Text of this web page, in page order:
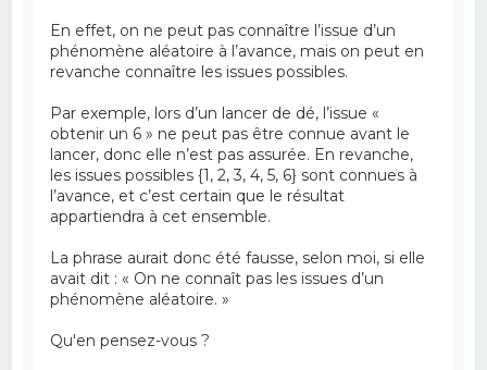
En effet, on ne peut pas connaître l’issue d’un
phénomène aléatoire à l’avance, mais on peut en
revanche connaître les issues possibles.
Par exemple, lors d’un lancer de dé, l’issue «
obtenir un 6 » ne peut pas être connue avant le
lancer, donc elle n’est pas assurée. En revanche,
les issues possibles {1, 2, 3, 4, 5, 6} sont connues à
l’avance, et c’est certain que le résultat
appartiendra à cet ensemble.
La phrase aurait donc été fausse, selon moi, si elle
avait dit : « On ne connaît pas les issues d’un
phénomène aléatoire. »
Qu'en pensez-vous ?